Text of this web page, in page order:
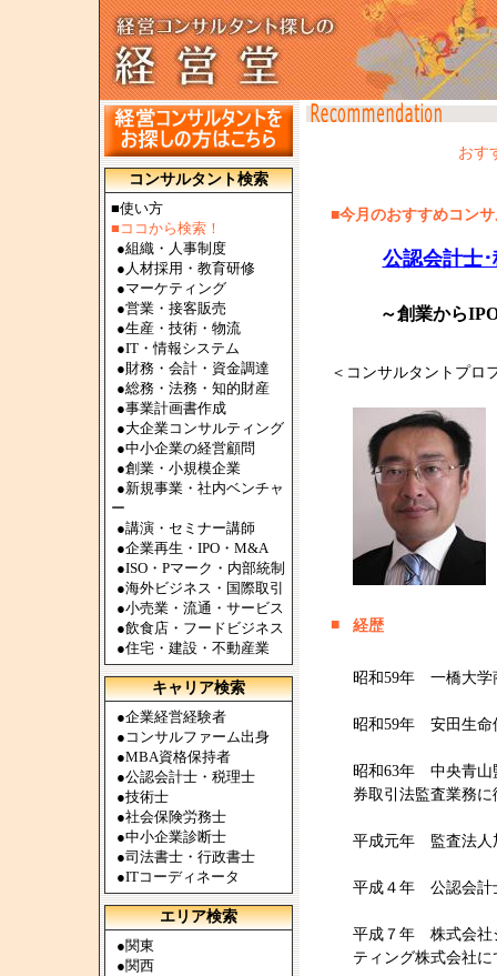
コンサルタント検索
■使い方
■ココから検索！
●組織・人事制度
● 人材採用・教育研修
●マーケティング
●営業・接客販売
●生産・技術・物流
●IT・情報システム
●財務・会計・資金調達
●総務・法務・知的財産
●事業計画書作成
●大企業コンサルティング
●中小企業の経営顧問
●創業・小規模企業
●新規事業・社内ベンチャ
ー
●講演・セミナー講師
●企業再生・IPO・M&A
●ISO・Pマーク・内部統制
●海外ビジネス・国際取引
●小売業・流通・サービス
●飲食店・フードビジネス
●住宅・建設・不動産業
キャリア検索
●企業経営経験者
● コンサルファーム出身
●MBA資格保持者
●公認会計士・税理士
●技術士
●社会保険労務士
●中小企業診断士
●司法書士・行政書士
●ITコーディネータ
エリア検索
●関東
●関西
おす
■今月のおすすめコン
公認会計
～創業から
＜コンサルタントプロ
■ 経歴
昭和59年 一橋大学
昭和59年 安田生命
昭和63年 中央青山
券取引法監査業務に
平成元年 監査法人
平成４年 公認会計
平成７年 株式会社
ティング株式会社